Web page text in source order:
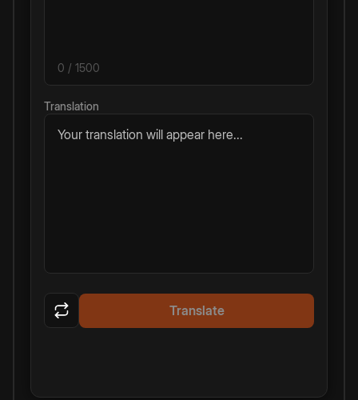
0 / 1500
Translation
Your translation will appear here...
Translate